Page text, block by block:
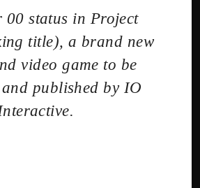
00 status in Project
title), a brand new
video game to be
published by IO